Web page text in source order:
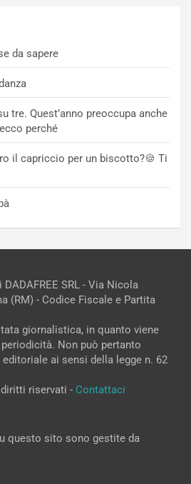
da sapere
tre. Quest’anno preoccupa anche
perché
il capriccio per un biscotto?🍪 Ti
SRL - Via Nicola
(RM) - Codice Fiscale e Partita
giornalistica, in quanto viene
Non può pertanto
ai sensi della legge n. 62
riservati - Contattaci
questo sito sono gestite da